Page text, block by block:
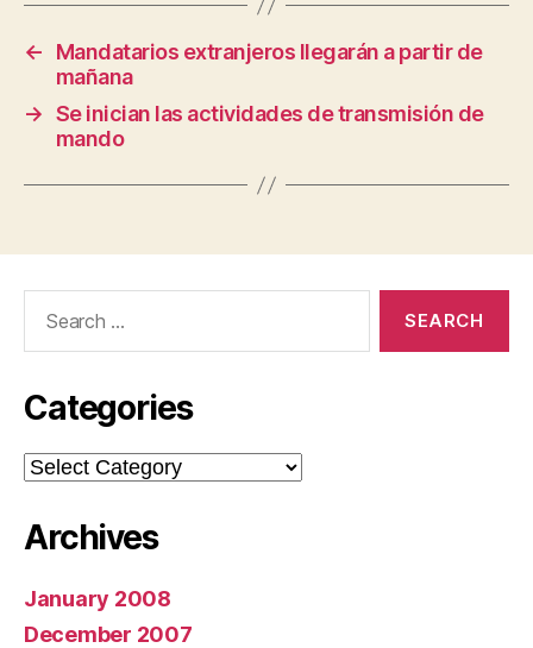
←
Mandatarios extranjeros llegarán a partir de
mañana
→ Se inician las actividades de transmisión de
mando
Categories
Categories
Archives
January 2008
December 2007